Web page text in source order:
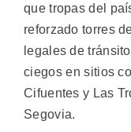
que tropas del
reforzado torres
legales de
ciegos en sitios
Cifuentes y Las
Segovia.